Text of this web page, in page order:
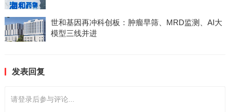
世和基因再冲科创板：肿瘤早筛、MRD监测、AI大
模型三线并进
发表回复
请登录后参与评论...